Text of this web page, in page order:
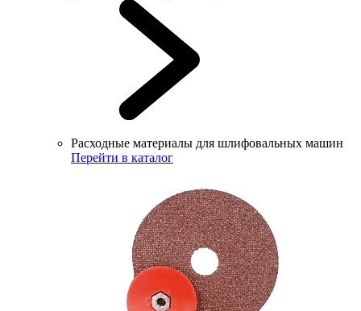
Расходные материалы для шлифовальных машин
Перейти в каталог